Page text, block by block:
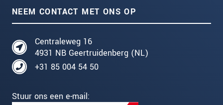
NEEM CONTACT MET ONS OP
Centraleweg 16
4931 NB Geertruidenberg (NL)
+31 85 004 54 50
Stuur ons een e-mail: